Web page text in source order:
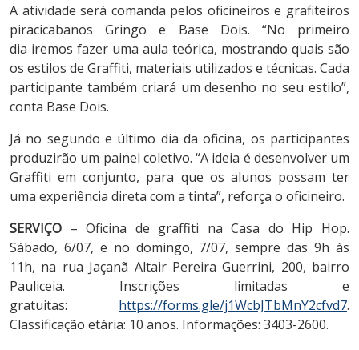
A atividade será comanda pelos oficineiros e grafiteiros
piracicabanos Gringo e Base Dois. “No primeiro
dia iremos fazer uma aula teórica, mostrando quais são
os estilos de Graffiti, materiais utilizados e técnicas. Cada
participante também criará um desenho no seu estilo”,
conta Base Dois.
Já no segundo e último dia da oficina, os participantes
produzirão um painel coletivo. “A ideia é desenvolver um
Graffiti em conjunto, para que os alunos possam ter
uma experiência direta com a tinta”, reforça o oficineiro.
SERVIÇO – Oficina de graffiti na Casa do Hip Hop.
Sábado, 6/07, e no domingo, 7/07, sempre das 9h às
11h, na rua Jaçanã Altair Pereira Guerrini, 200, bairro
Pauliceia. Inscrições limitadas e
gratuitas: https://forms.gle/j1WcbJTbMnY2cfvd7.
Classificação etária: 10 anos. Informações: 3403-2600.